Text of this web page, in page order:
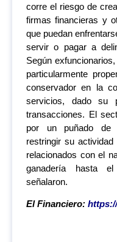
corre el riesgo de
firmas financieras y
que puedan
servir o pagar a
Según
particularmente
conservador en la
servicios, dado su
transacciones. El
por un puñado de
restringir su
relacionados con el
ganadería hasta
señalaron.
El Financiero: